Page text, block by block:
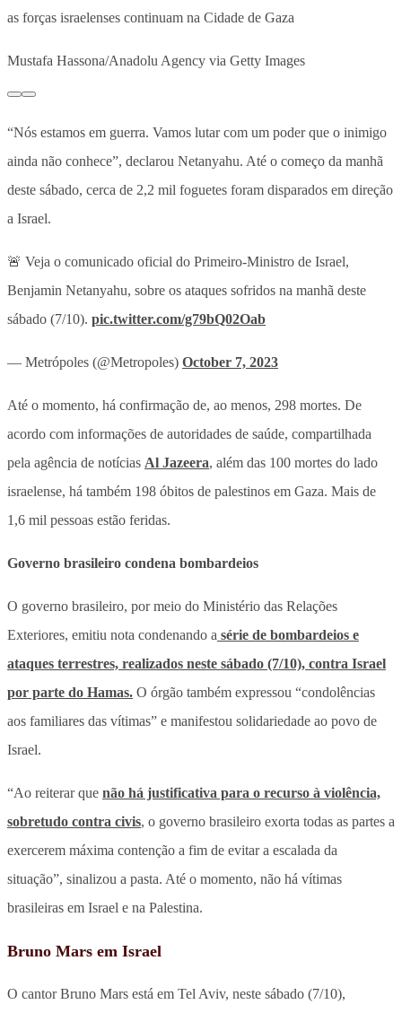
as forças israelenses continuam na Cidade de Gaza
Mustafa Hassona/Anadolu Agency via Getty Images
“Nós estamos em guerra. Vamos lutar com um poder que o inimigo
ainda não conhece”, declarou Netanyahu. Até o começo da manhã
deste sábado, cerca de 2,2 mil foguetes foram disparados em direção
a Israel.
🚨 Veja o comunicado oficial do Primeiro-Ministro de Israel,
Benjamin Netanyahu, sobre os ataques sofridos na manhã deste
sábado (7/10). pic.twitter.com/g79bQ02Oab
— Metrópoles (@Metropoles) October 7, 2023
Até o momento, há confirmação de, ao menos, 298 mortes. De
acordo com informações de autoridades de saúde, compartilhada
pela agência de notícias Al Jazeera, além das 100 mortes do lado
israelense, há também 198 óbitos de palestinos em Gaza. Mais de
1,6 mil pessoas estão feridas.
Governo brasileiro condena bombardeios
O governo brasileiro, por meio do Ministério das Relações
Exteriores, emitiu nota condenando a série de bombardeios e
ataques terrestres, realizados neste sábado (7/10), contra Israel
por parte do Hamas. O órgão também expressou “condolências
aos familiares das vítimas” e manifestou solidariedade ao povo de
Israel.
“Ao reiterar que não há justificativa para o recurso à violência,
sobretudo contra civis, o governo brasileiro exorta todas as partes a
exercerem máxima contenção a fim de evitar a escalada da
situação”, sinalizou a pasta. Até o momento, não há vítimas
brasileiras em Israel e na Palestina.
Bruno Mars em Israel
O cantor Bruno Mars está em Tel Aviv, neste sábado (7/10),